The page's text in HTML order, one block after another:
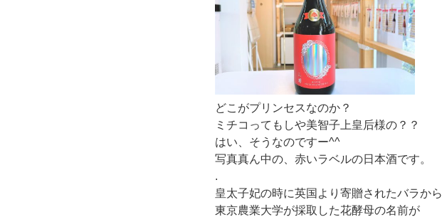
どこがプリンセスなのか？
ミチコってもしや美智子上皇后様の？？
はい、そうなのですー^^
写真真ん中の、赤いラベルの日本酒です。
.
皇太子妃の時に英国より寄贈されたバラから
東京農業大学が採取した花酵母の名前が